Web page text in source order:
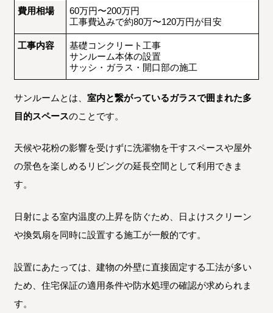
費用相場
60万円〜200万円
工事費込みで約80万〜120万円が目安
工事内容
基礎コンクリート工事
サンルーム本体の設置
サッシ・ガラス・開口部の施工
サンルームとは、 室内と繋がっているガラスで囲まれた多
目的スペースのことです。
天候や花粉の影響を受けずに洗濯物を干すスペースや屋外
の景色を楽しめるリビングの延長空間として利用できま
す。
日射による室内温度の上昇を防ぐため、日よけスクリーン
や換気扇を同時に設置する施工が一般的です。
設置にあたっては、建物の外壁に直接固定する工法が多い
ため、住宅保証の適用条件や防水処理の確認が求められま
す。